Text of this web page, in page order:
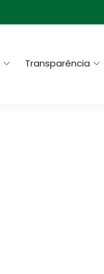
Transparência